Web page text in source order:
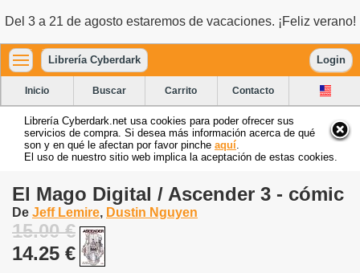
Del 3 a 21 de agosto estaremos de vacaciones. ¡Feliz verano!
Librería Cyberdark Login
Inicio Buscar Carrito Contacto
Librería Cyberdark.net usa cookies para poder ofrecer sus
servicios de compra. Si desea más información acerca de qué
son y en qué le afectan por favor pinche aquí
El uso de nuestro sitio web implica la aceptación de estas cookies.
El Mago Digital / Ascender 3 - cómic
De Jeff Lemire, Dustin Nguyen
15.00 €
14.25 €